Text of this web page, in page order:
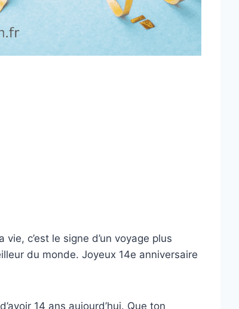
c’est le signe d’un voyage plus
du monde. Joyeux 14e anniversaire
14 ans aujourd’hui. Que ton